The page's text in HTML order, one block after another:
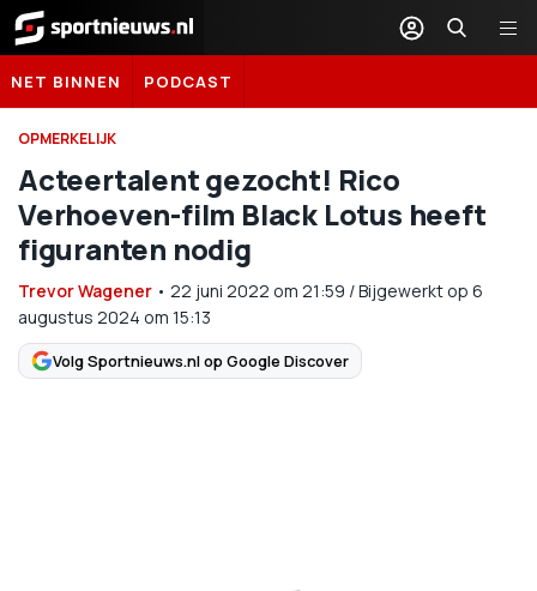
Sportnieuws.nl
NET BINNEN PODCAST
OPMERKELIJK
Acteertalent gezocht! Rico
Verhoeven-film Black Lotus heeft
figuranten nodig
Trevor Wagener • 22 juni 2022 om 21:59 /Bijgewerkt op 6
augustus 2024 om 15:13
Volg Sportnieuws.nl op Google Discover